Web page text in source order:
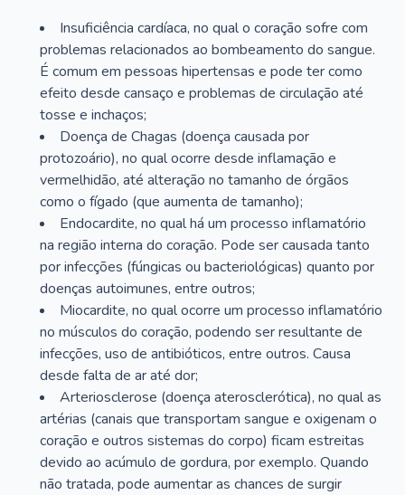
Insuficiência cardíaca, no qual o coração sofre com
problemas relacionados ao bombeamento do sangue.
É comum em pessoas hipertensas e pode ter como
efeito desde cansaço e problemas de circulação até
tosse e inchaços;
Doença de Chagas (doença causada por
protozoário), no qual ocorre desde inflamação e
vermelhidão, até alteração no tamanho de órgãos
como o fígado (que aumenta de tamanho);
Endocardite, no qual há um processo inflamatório
na região interna do coração. Pode ser causada tanto
por infecções (fúngicas ou bacteriológicas) quanto por
doenças autoimunes, entre outros;
Miocardite, no qual ocorre um processo inflamatório
no músculos do coração, podendo ser resultante de
infecções, uso de antibióticos, entre outros. Causa
desde falta de ar até dor;
Arteriosclerose (doença aterosclerótica), no qual as
artérias (canais que transportam sangue e oxigenam o
coração e outros sistemas do corpo) ficam estreitas
devido ao acúmulo de gordura, por exemplo. Quando
não tratada, pode aumentar as chances de surgir